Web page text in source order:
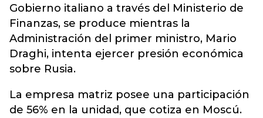
Gobierno italiano a través del Ministerio de
Finanzas, se produce mientras la
Administración del primer ministro, Mario
Draghi, intenta ejercer presión económica
sobre Rusia.
La empresa matriz posee una participación
de 56% en la unidad, que cotiza en Moscú.